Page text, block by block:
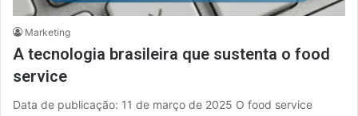
Marketing
A tecnologia brasileira que sustenta o food
service
Data de publicação: 11 de março de 2025 O food service